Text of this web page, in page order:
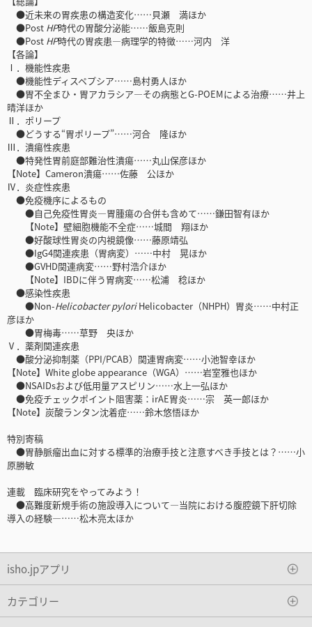
●近未来の胃疾患の構造変化……貝瀬 満ほか
●Post HP時代の胃酸分泌能……飯島克則
●Post HP時代の胃疾患―病理学的特徴……河内 洋
【各論】
Ⅰ．機能性疾患
●機能性ディスペプシア……島村勇人ほか
●胃不全まひ・胃アカラシア―その病態とG-POEMによる治療……井上
晴洋ほか
Ⅱ．ポリープ
●どうする“胃ポリープ”……河合 隆ほか
Ⅲ．潰瘍性疾患
●特発性胃前庭部難治性潰瘍……丸山保彦ほか
【Note】Cameron潰瘍……佐藤 公ほか
Ⅳ．炎症性疾患
●免疫機序によるもの
●自己免疫性胃炎―胃腫瘍の合併も含めて……鎌田智有ほか
【Note】壁細胞機能不全症……城間 翔ほか
●好酸球性胃炎の内視鏡像……藤原靖弘
●IgG4関連疾患（胃病変）……中村 晃ほか
●GVHD関連病変……野村浩介ほか
【Note】IBDに伴う胃病変……松浦 稔ほか
●感染性疾患
●Non-Helicobacter pyloriHelicobacter（NHPH）胃炎……中村正
彦ほか
●胃梅毒……草野 央ほか
Ⅴ．薬剤関連疾患
●酸分泌抑制薬（PPI/PCAB）関連胃病変……小池智幸ほか
【Note】White globe appearance（WGA）……岩室雅也ほか
●NSAIDsおよび低用量アスピリン……水上一弘ほか
●免疫チェックポイント阻害薬：irAE胃炎……宗 英一郎ほか
【Note】炭酸ランタン沈着症……鈴木悠悟ほか
特別寄稿
●胃静脈瘤出血に対する標準的治療手技と注意すべき手技とは？……小
原勝敏
連載 臨床研究をやってみよう！
●高難度新規手術の施設導入について―当院における腹腔鏡下肝切除
導入の経験―……松木亮太ほか
isho.jpアプリ
カテゴリー